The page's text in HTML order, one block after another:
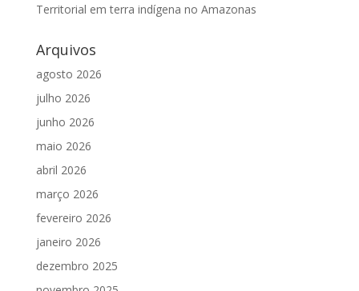
Territorial em terra indígena no Amazonas
Arquivos
agosto 2026
julho 2026
junho 2026
maio 2026
abril 2026
março 2026
fevereiro 2026
janeiro 2026
dezembro 2025